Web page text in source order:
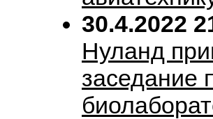
30.4.2022
Нуланд
заседание